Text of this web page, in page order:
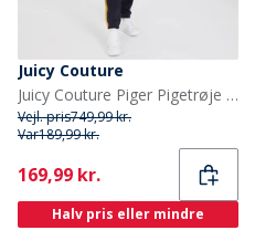
Juicy Couture
Juicy Couture Piger Pigetrøje med Glimmerstriber og Lynlås Træningssæt Nattehimmel
Vejl. pris749,99 kr.
Var189,99 kr.
Current
169,99 kr.
Halv pris eller mindre